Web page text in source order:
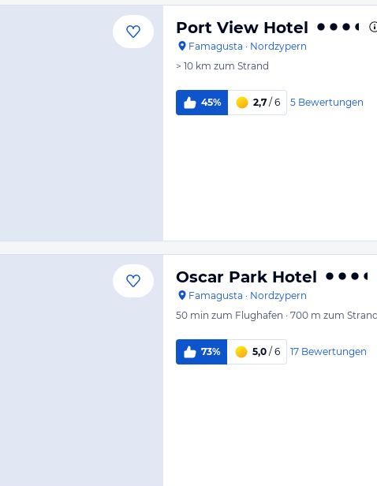
Port View Hotel
Famagusta · Nordzypern
> 10 km zum Strand
45% 2,7 / 6 5 Bewertungen
Oscar Park Hotel
Famagusta · Nordzypern
50 min zum Flughafen · 700 m zum
73% 5,0 / 6 17 Bewertungen